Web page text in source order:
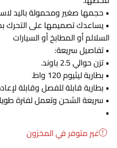
• حجمها صغير ومحمولة باليد
• يساعدك تصميمها على التحرك
السلالم أو المطابخ أو السيارات
• تفاصيل سريعة:
• تزن حوالي 2.5 باوند.
• بطارية ليثيوم 120 واط.
• بطارية قابلة للفصل وقابلة
• سريعة الشحن وتعمل لفترة
•
غير متوفر في المخزون